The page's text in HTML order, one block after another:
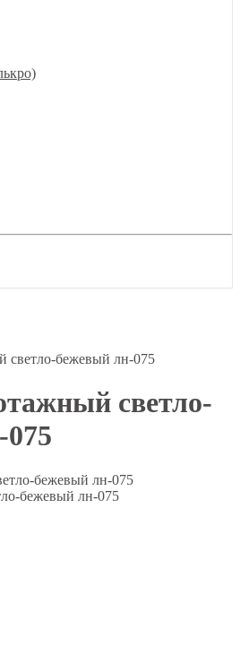
светло-бежевый лн-075
светло-
бежевый лн-075